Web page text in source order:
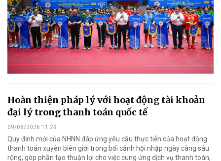
Hoàn thiện pháp lý với hoạt động tài khoản
đại lý trong thanh toán quốc tế
09/08/2026 11:29
Quy định mới của NHNN đáp ứng yêu cầu thực tiễn của hoạt động
thanh toán xuyên biên giới trong bối cảnh hội nhập ngày càng sâu
rộng, góp phần tạo thuận lợi cho việc cung ứng dịch vụ thanh toán,